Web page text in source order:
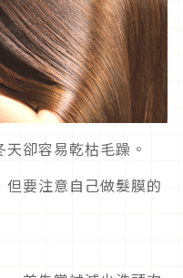
卻容易乾枯毛躁。
要注意自己做髮膜的